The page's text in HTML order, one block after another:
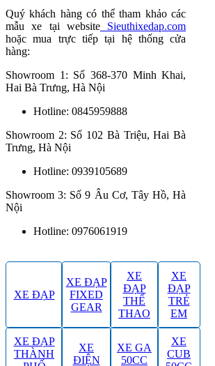
Quý khách hàng có thể tham khảo các
mẫu xe tại websiteSieuthixedap.com
hoặc mua trực tiếp tại hệ thống cửa
hàng:
Showroom 1: Số 368-370 Minh Khai,
Hai Bà Trưng, Hà Nội
Hotline: 0845959888
Showroom 2: Số 102 Bà Triệu, Hai Bà
Trưng, Hà Nội
Hotline: 0939105689
Showroom 3: Số 9 Âu Cơ, Tây Hồ, Hà
Nội
Hotline: 0976061919
XE ĐẠP
XE ĐẠP
FIXED
GEAR
XE
ĐẠP
THỂ
THAO
XE
ĐẠP
TRẺ
EM
XE ĐẠP
THÀNH
XE
ĐIỆN
XE GA
50CC
XE
CUB